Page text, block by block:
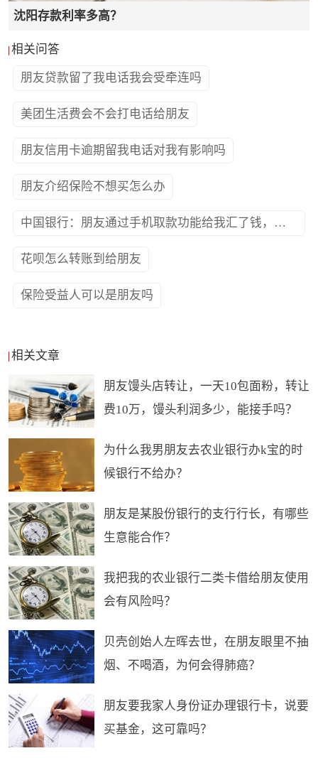
沈阳存款利率多高？
相关问答
朋友贷款留了我电话我会受牵连吗
美团生活费会不会打电话给朋友
朋友信用卡逾期留我电话对我有影响吗
朋友介绍保险不想买怎么办
中国银行：朋友通过手机取款功能给我汇了钱，应怎样取款如何查询哪里有手机取款代理点
花呗怎么转账到给朋友
保险受益人可以是朋友吗
相关文章
朋友馒头店转让，一天10包面粉，转让
费10万，馒头利润多少，能接手吗？
为什么我男朋友去农业银行办k宝的时
候银行不给办？
朋友是某股份银行的支行行长，有哪些
生意能合作？
我把我的农业银行二类卡借给朋友使用
会有风险吗？
贝壳创始人左晖去世，在朋友眼里不抽
烟、不喝酒，为何会得肺癌？
朋友要我家人身份证办理银行卡，说要
买基金，这可靠吗？